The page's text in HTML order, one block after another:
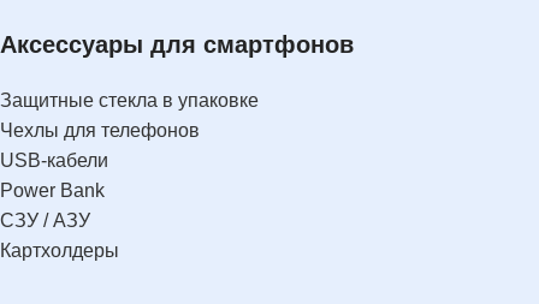
Аксессуары для смартфонов
Защитные стекла в упаковке
Чехлы для телефонов
USB-кабели
Power Bank
СЗУ / АЗУ
Картхолдеры